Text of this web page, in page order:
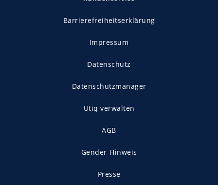
Barrierefreiheitserklärung
Impressum
Datenschutz
Datenschutzmanager
Utiq verwalten
AGB
Gender-Hinweis
Presse